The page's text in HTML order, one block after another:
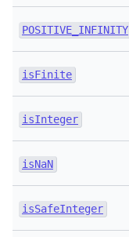
POSITIVE_INFINITY
isFinite
isInteger
isNaN
isSafeInteger